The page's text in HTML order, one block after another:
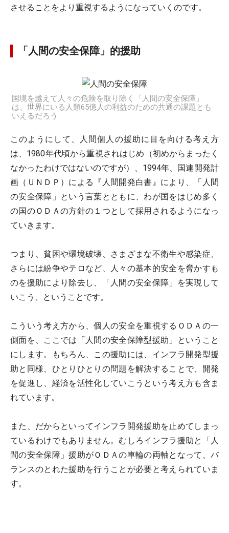
させることをより重視するようになっていくのです。
「人間の安全保障」的援助
国境を越えて人々の危険を取り除く「人間の安全保障」
は、世界にいる人類65億人の利益のための共通の課題とも
いえるだろう
このようにして、人間個人の援助に目を向ける考え方
は、1980年代頃から重視されはじめ（初めからまったく
なかったわけではないのですが）、1994年、国連開発計
画（ＵＮＤＰ）による『人間開発白書』により、「人間
の安全保障」という言葉とともに、わが国をはじめ多く
の国のＯＤＡの方針の１つとして採用されるようになっ
ていきます。
つまり、貧困や環境破壊、さまざまな不衛生や感染症、
さらには紛争やテロなど、人々の基本的安全を脅かすも
のを援助により除去し、「人間の安全保障」を実現して
いこう、ということです。
こういう考え方から、個人の安全を重視するＯＤＡの一
側面を、ここでは「人間の安全保障型援助」ということ
にします。もちろん、この援助には、インフラ開発型援
助と同様、ひとりひとりの問題を解決することで、開発
を促進し、経済を活性化していこうという考え方も含ま
れています。
また、だからといってインフラ開発援助を止めてしまっ
ているわけでもありません。むしろインフラ援助と「人
間の安全保障」援助がＯＤＡの車輪の両軸となって、バ
ランスのとれた援助を行うことが必要と考えられていま
す。